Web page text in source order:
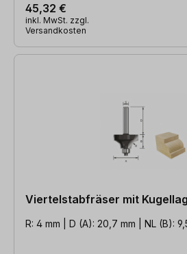
45,32 €
inkl. MwSt. zzgl.
Versandkosten
Viertelstabfräser mit
R: 4 mm | D (A): 20,7 mm | NL (B):